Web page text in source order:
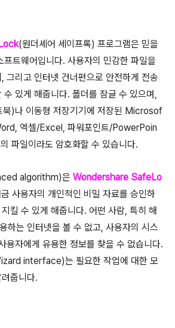
(원더셰어 세이프록) 프로그램은 믿을
프트웨어입니다. 사용자의 민감한 파일을
그리고 인터넷 건너편으로 안전하게 전송
수 있게 해줍니다. 폴더를 잠글 수 있으며,
북)나 이동형 저장기기에 저장된 Microsof
엑셀/Excel, 파워포인트/PowerPoin
파일이라도 암호화할 수 있습니다.
algorithm)은 Wondershare SafeLo
사용자의 개인적인 비밀 자료를 승인하
킬 수 있게 해줍니다. 어떤 사람, 특히 해
하는 인터넷을 볼 수 없고, 사용자의 시스
용자에게 유용한 정보를 찾을 수 없습니다.
interface)는 필요한 작업에 대한 모
줍니다.